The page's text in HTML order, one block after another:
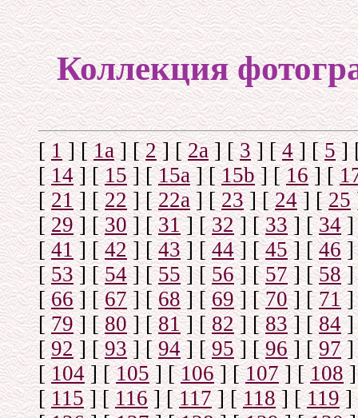
Коллекция
[1] [1а] [2] [2а] [3] [4] [5]
[14] [15] [15a] [15b] [16] [
[21] [22 ] [22a] [23] [24] [25
[29] [30] [31] [32] [33] [34]
[41] [42] [43] [44] [45] [46]
[53] [54] [55] [56] [57] [58]
[66] [67] [68] [69] [70] [71]
[79] [80] [81] [82] [83] [84]
[92] [93] [94] [95] [96] [97]
[104] [105] [106] [107] [108]
[115] [116] [117] [118] [119]